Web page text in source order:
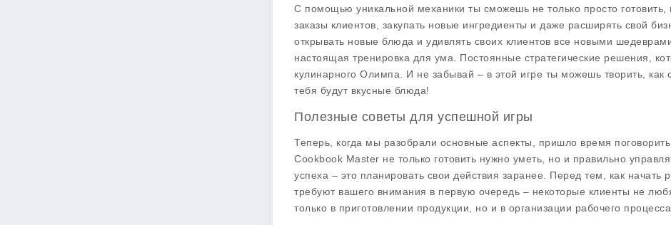
С помощью уникальной механики ты сможешь не только просто
заказы клиентов, закупать новые ингредиенты и даже расширять свой
открывать новые блюда и удивлять своих клиентов все новыми
настоящая тренировка для ума. Постоянные стратегические решения,
кулинарного Олимпа. И не забывай – в этой игре ты можешь творить, как
тебя будут вкусные блюда!
Полезные советы для успешной игры
Теперь, когда мы разобрали основные аспекты, пришло время
Cookbook Master не только готовить нужно уметь, но и правильно
успеха – это планировать свои действия заранее. Перед тем, как начать
требуют вашего внимания в первую очередь – некоторые клиенты не
только в приготовлении продукции, но и в организации рабочего